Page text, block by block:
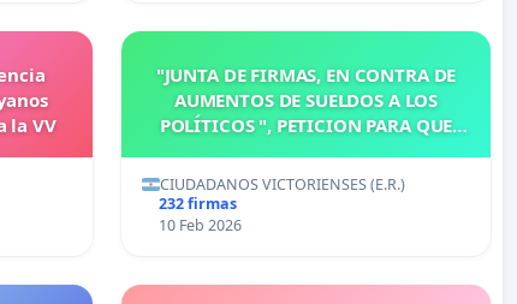
la VV
"JUNTA DE FIRMAS, EN CONTRA DE
AUMENTOS DE SUELDOS A LOS
POLÍTICOS ", PETICION PARA QUE
ORDENANZA N°1102/92, EN
VICTORIA, ENTRE RIOS
CIUDADANOS VICTORIENSES (E.R.)
232 firmas
10 Feb 2026